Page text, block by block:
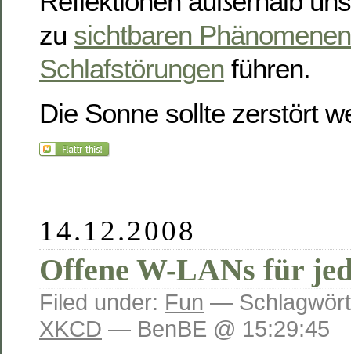
zu sichtbaren Phänomenen
Schlafstörungen führen.
Die Sonne sollte zerstört
14.12.2008
Offene W-LANs für
Filed under: Fun —
XKCD — BenBE @ 15:29:45